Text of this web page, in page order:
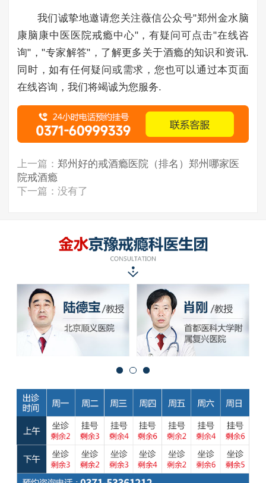
我们诚挚地邀请您关注薇信公众号"郑州金水脑
康脑康中医医院戒瘾中心"，有疑问可点击"在线咨
询"，"专家解答"，了解更多关于酒瘾的知识和资讯.
同时，如有任何疑问或需求，您也可以通过本页面
在线咨询，我们将竭诚为您服务.
上一篇： 郑州好的戒酒瘾医院（排名）郑州哪家医
院戒酒瘾
下一篇：没有了